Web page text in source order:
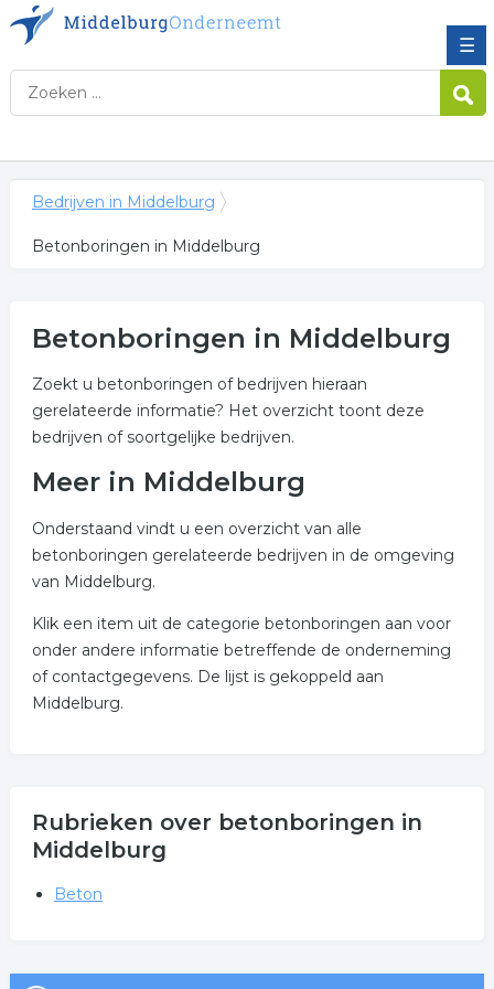
☰
Bedrijven in Middelburg
Betonboringen in Middelburg
Betonboringen in Middelburg
Zoekt u betonboringen of bedrijven hieraan
gerelateerde informatie? Het overzicht toont deze
bedrijven of soortgelijke bedrijven.
Meer in Middelburg
Onderstaand vindt u een overzicht van alle
betonboringen gerelateerde bedrijven in de omgeving
van Middelburg.
Klik een item uit de categorie betonboringen aan voor
onder andere informatie betreffende de onderneming
of contactgegevens. De lijst is gekoppeld aan
Middelburg.
Rubrieken over betonboringen in
Middelburg
Beton